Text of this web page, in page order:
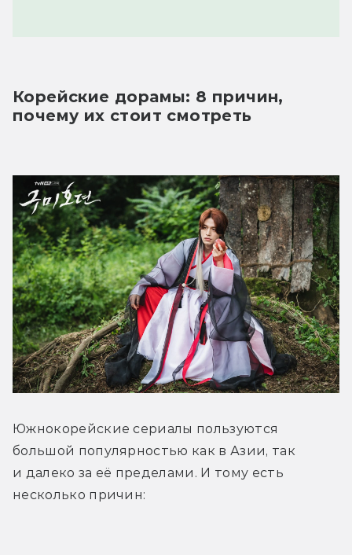
Корейские дорамы: 8 причин,
почему их стоит смотреть
Южнокорейские сериалы пользуются
большой популярностью как в Азии, так
и далеко за её пределами. И тому есть
несколько причин: